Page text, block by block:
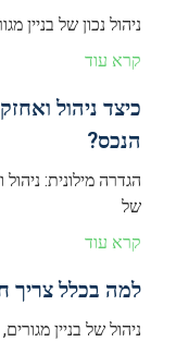
ניהול נכון של בניין
קרא עוד
כיצד ניהול
הנכס?
הגדרה מילונית:
של
קרא עוד
למה בכלל צריך
ניהול של בניין